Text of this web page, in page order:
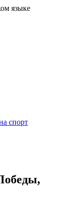
языке
спорт